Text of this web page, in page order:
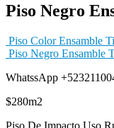
Piso Negro
Piso Color Ensamble
Piso Negro Ensamble
WhatssApp
$280m2
Piso De Impacto Uso